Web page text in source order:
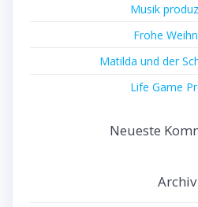
Musik
Frohe
Matilda und der
Life Game
Neueste
Archiv